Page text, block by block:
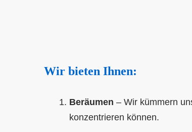
Wir bieten Ihnen:
Beräumen – Wir kümmern
konzentrieren können.